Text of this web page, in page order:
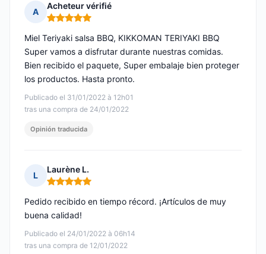
A
Acheteur vérifié
Nota: 5 de 5
Publicado el 31/01/2022 à 12h01
tras una compra de 24/01/2022
Miel Teriyaki salsa BBQ, KIKKOMAN TERIYAKI BBQ
Super vamos a disfrutar durante nuestras comidas.
Bien recibido el paquete, Super embalaje bien proteger
los productos. Hasta pronto.
Opinión traducida
L
Laurène L.
Nota: 5 de 5
Publicado el 24/01/2022 à 06h14
tras una compra de 12/01/2022
Pedido recibido en tiempo récord. ¡Artículos de muy
buena calidad!